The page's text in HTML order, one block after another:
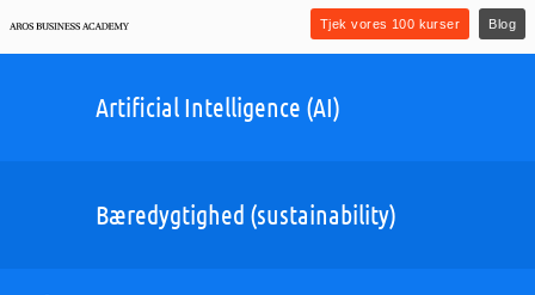
Tjek vores 100 kurser Blog
Artificial Intelligence (AI)
Bæredygtighed (sustainability)